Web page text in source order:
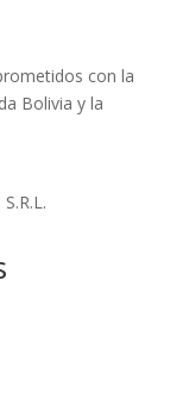
con la
Bolivia y la